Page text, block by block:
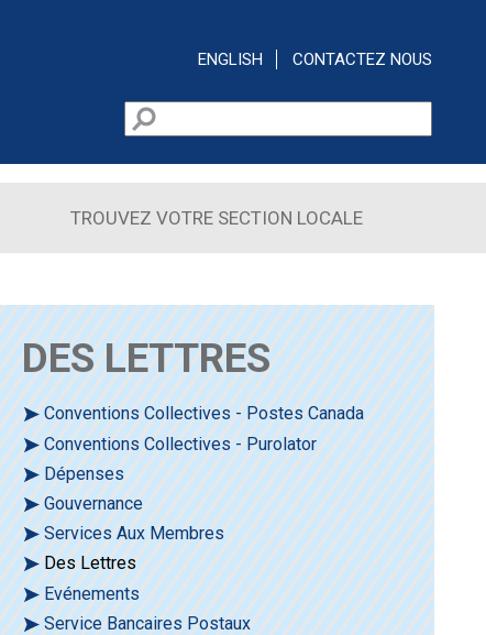
ENGLISH CONTACTEZ NOUS
Formulaire de recherche
Rechercher
TROUVEZ VOTRE SECTION LOCALE
DES LETTRES
Conventions Collectives - Postes Canada
Conventions Collectives - Purolator
Dépenses
Gouvernance
Services Aux Membres
Des Lettres
Evénements
Service Bancaires Postaux